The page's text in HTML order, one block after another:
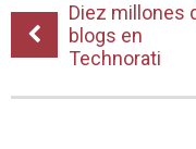
Diez millones
blogs en
Technorati